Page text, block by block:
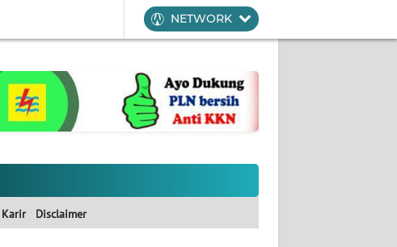
NETWORK
Karir Disclaimer